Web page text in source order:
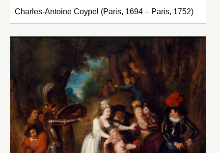
Charles-Antoine Coypel (Paris, 1694 – Paris, 1752)